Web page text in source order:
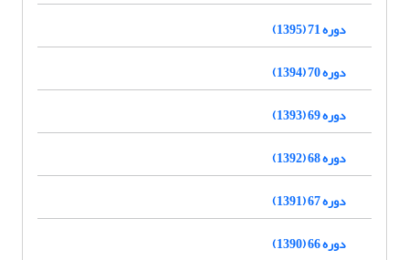
دوره 71 (1395)
دوره 70 (1394)
دوره 69 (1393)
دوره 68 (1392)
دوره 67 (1391)
دوره 66 (1390)